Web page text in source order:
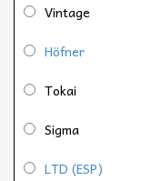
Vintage
Höfner
Tokai
Sigma
LTD (ESP)